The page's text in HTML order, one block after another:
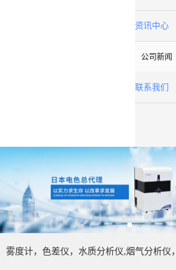
资讯中心
公司新闻
联系我们
雾度计，色差仪，水质分析仪,烟气分析仪，